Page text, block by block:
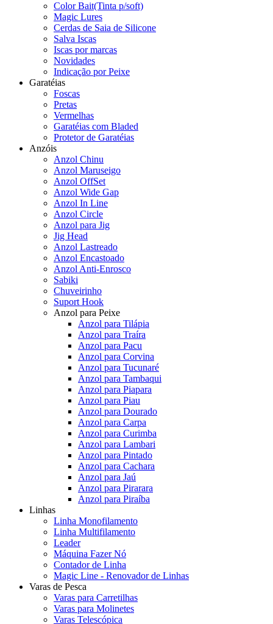
Color Bait(Tinta p/soft)
Magic Lures
Cerdas de Saia de Silicone
Salva Iscas
Iscas por marcas
Novidades
Indicação por Peixe
Garatéias
Foscas
Pretas
Vermelhas
Garatéias com Bladed
Protetor de Garatéias
Anzóis
Anzol Chinu
Anzol Maruseigo
Anzol OffSet
Anzol Wide Gap
Anzol In Line
Anzol Circle
Anzol para Jig
Jig Head
Anzol Lastreado
Anzol Encastoado
Anzol Anti-Enrosco
Sabiki
Chuveirinho
Suport Hook
Anzol para Peixe
Anzol para Tilápia
Anzol para Traíra
Anzol para Pacu
Anzol para Corvina
Anzol para Tucunaré
Anzol para Tambaqui
Anzol para Piapara
Anzol para Piau
Anzol para Dourado
Anzol para Carpa
Anzol para Curimba
Anzol para Lambari
Anzol para Pintado
Anzol para Cachara
Anzol para Jaú
Anzol para Pirarara
Anzol para Piraíba
Linhas
Linha Monofilamento
Linha Multifilamento
Leader
Máquina Fazer Nó
Contador de Linha
Magic Line - Renovador de Linhas
Varas de Pesca
Varas para Carretilhas
Varas para Molinetes
Varas Telescópica